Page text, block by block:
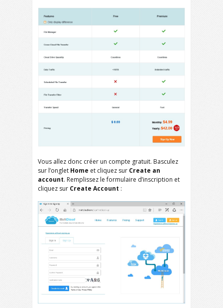
Vous allez donc créer un compte gratuit. Basculez
sur l’onglet Home et cliquez sur Create an
account. Remplissez le formulaire d’inscription et
cliquez sur Create Account :